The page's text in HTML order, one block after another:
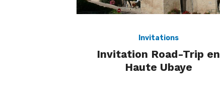
Invitations
Invitation Road-Trip en
Haute Ubaye